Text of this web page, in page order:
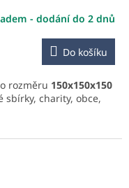
- dodání do 2 dnů
Do košíku
o rozměru 150x150x150
sbírky, charity, obce,